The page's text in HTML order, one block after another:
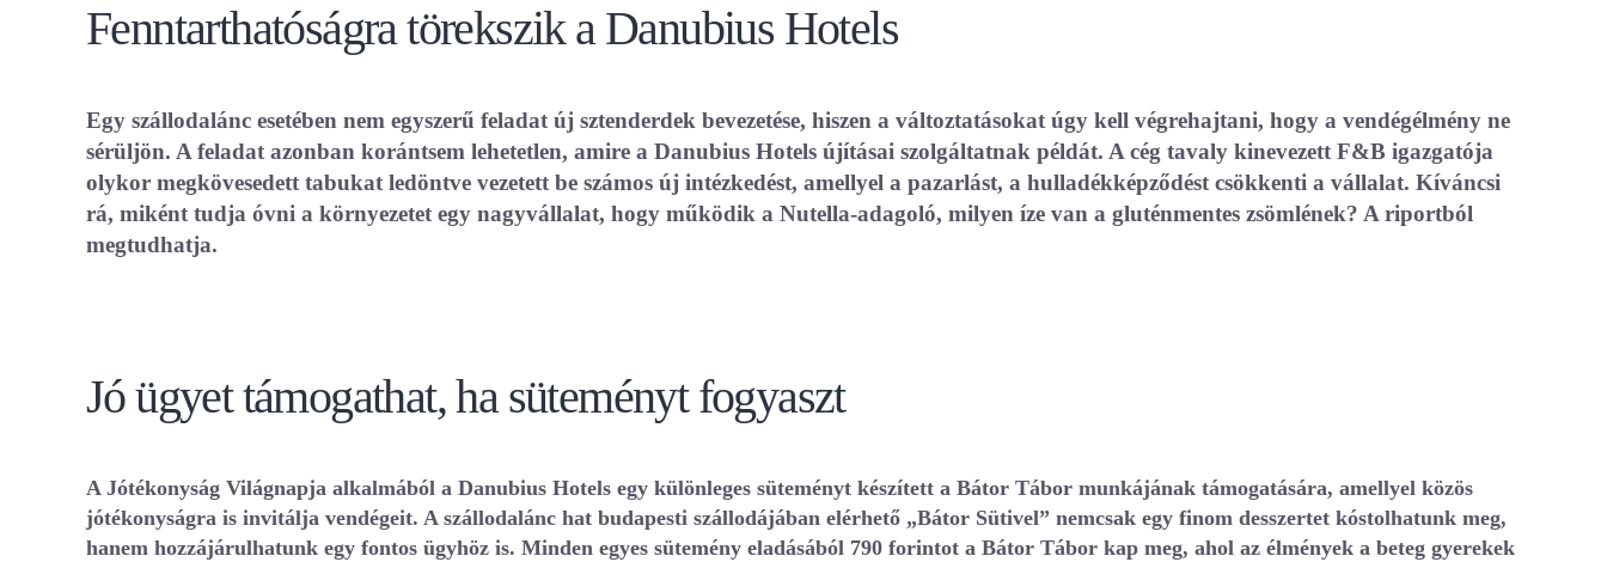
Fenntarthatóságra törekszik a Danubius Hotels
Egy szállodalánc esetében nem egyszerű feladat új sztenderdek bevezetése, hiszen a változtatásokat úgy kell végrehajtani, hogy a vendégélmény ne
sérüljön. A feladat azonban korántsem lehetetlen, amire a Danubius Hotels újításai szolgáltatnak példát. A cég tavaly kinevezett F&B igazgatója
olykor megkövesedett tabukat ledöntve vezetett be számos új intézkedést, amellyel a pazarlást, a hulladékképződést csökkenti a vállalat. Kíváncsi
rá, miként tudja óvni a környezetet egy nagyvállalat, hogy működik a Nutella-adagoló, milyen íze van a gluténmentes zsömlének? A riportból
megtudhatja.
Jó ügyet támogathat, ha süteményt fogyaszt
A Jótékonyság Világnapja alkalmából a Danubius Hotels egy különleges süteményt készített a Bátor Tábor munkájának támogatására, amellyel közös
jótékonyságra is invitálja vendégeit. A szállodalánc hat budapesti szállodájában elérhető „Bátor Sütivel” nemcsak egy finom desszertet kóstolhatunk meg,
hanem hozzájárulhatunk egy fontos ügyhöz is. Minden egyes sütemény eladásából 790 forintot a Bátor Tábor kap meg, ahol az élmények a beteg gyerekek